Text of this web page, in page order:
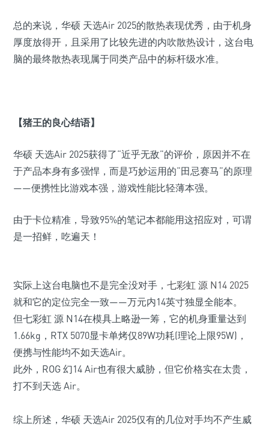
总的来说，华硕 天选Air 2025的散热表现优秀，由于机身
厚度放得开，且采用了比较先进的内吹散热设计，这台电
脑的最终散热表现属于同类产品中的标杆级水准。
【猪王的良心结语】
华硕 天选Air 2025获得了“近乎无敌”的评价，原因并不在
于产品本身有多强悍，而是巧妙运用的“田忌赛马”的原理
——便携性比游戏本强， 游戏性能比轻薄本强。
由于卡位精准，导致95%的笔记本都能用这招应对，可谓
是一招鲜，吃遍天！
实际上这台电脑也不是完全没对手， 七彩虹 源 N14 2025
就和它的定位完全一致——万元内14英寸独显全能本。
但七彩虹 源 N14在模具上略逊一筹，它的机身重量达到
1.66kg，RTX 5070显卡单烤仅89W功耗(理论上限95W) ，
便携与性能均不如天选Air。
此外，ROG 幻14 Air也有很大威胁，但它价格实在太贵，
打不到天选 Air。
综上所述，华硕 天选Air 2025仅有的几位对手均不产生威